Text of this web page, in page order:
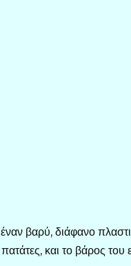
βαρύ, διάφανο
και το βάρος του